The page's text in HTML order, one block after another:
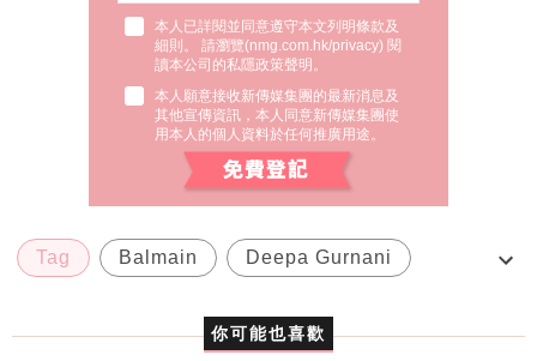
本人已詳閱並同意遵守本文列明條款及
細則。 請瀏覽(nmg.com.hk/privacy) 閱
讀本公司的私隱政策聲明。
本人願意接收新傳媒集團的最新消息及
其他宣傳資訊，本人同意新傳媒集團使
用本人的個人資料於任何推廣用途。
Tag Balmain Deepa Gurnani
你可能也喜歡